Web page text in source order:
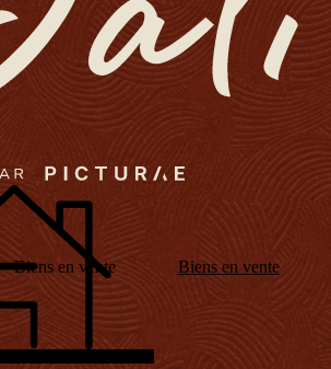
Biens en vente
Biens en vente